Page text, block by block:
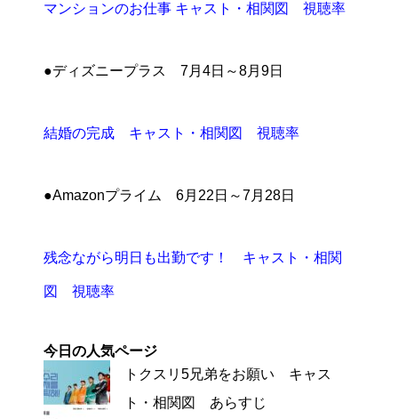
マンションのお仕事 キャスト・相関図 視聴率
●ディズニープラス 7月4日～8月9日
結婚の完成 キャスト・相関図 視聴率
●Amazonプライム 6月22日～7月28日
残念ながら明日も出勤です！ キャスト・相関
図 視聴率
今日の人気ページ
トクスリ5兄弟をお願い キャス
ト・相関図 あらすじ